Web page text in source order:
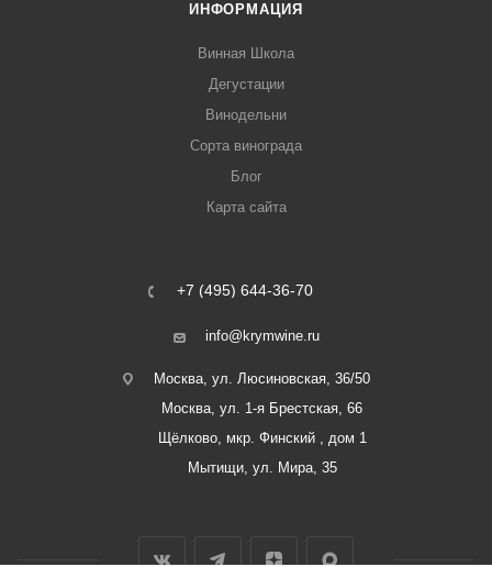
ИНФОРМАЦИЯ
Винная Школа
Дегустации
Винодельни
Сорта винограда
Блог
Карта сайта
+7 (495) 644-36-70
info@krymwine.ru
Москва, ул. Люсиновская, 36/50
Москва, ул. 1-я Брестская, 66
Щёлково, мкр. Финский , дом 1
Мытищи, ул. Мира, 35